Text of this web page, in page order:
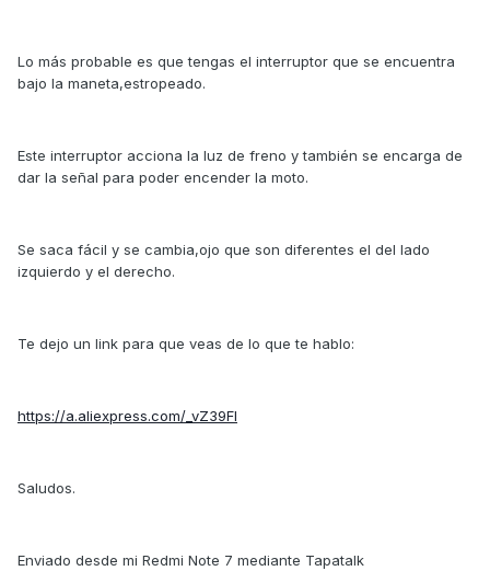
Lo más probable es que tengas el interruptor que se encuentra
bajo la maneta,estropeado.
Este interruptor acciona la luz de freno y también se encarga de
dar la señal para poder encender la moto.
Se saca fácil y se cambia,ojo que son diferentes el del lado
izquierdo y el derecho.
Te dejo un link para que veas de lo que te hablo:
https://a.aliexpress.com/_vZ39Fl
Saludos.
Enviado desde mi Redmi Note 7 mediante Tapatalk